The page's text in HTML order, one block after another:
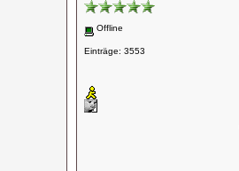
Offline
Einträge: 3553